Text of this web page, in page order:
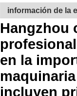
información de la
Hangzhou
en la
incluyen